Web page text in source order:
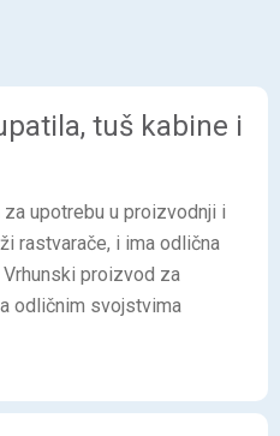
tuš kabine i
upotrebu u proizvodnji i
rastvarače, i ima odlična
proizvod za
odličnim svojstvima